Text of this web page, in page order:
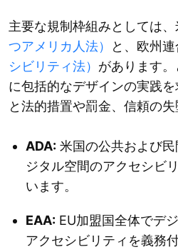
主要な規制枠組みとしては
つアメリカ人法）
と、欧州
シビリティ法） があります
に包括的なデザインの実践
と法的措置や罰金、信頼の失
ADA: 米国の公共および
ジタル空間のアクセシビ
います。
EAA: EU加盟国全体でデ
アクセシビリティを義務